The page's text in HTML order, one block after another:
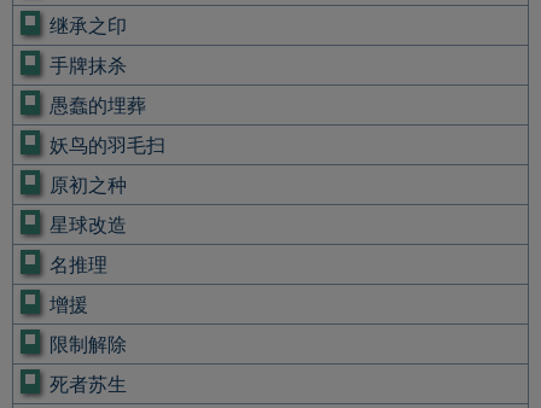
继承之印
手牌抹杀
愚蠢的埋葬
妖鸟的羽毛扫
原初之种
星球改造
名推理
增援
限制解除
死者苏生